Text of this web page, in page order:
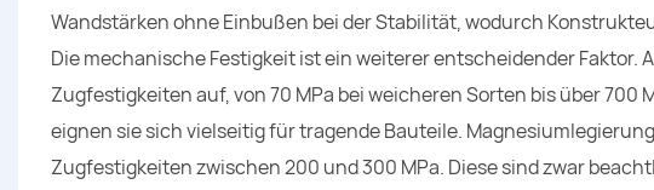
Wandstärken ohne Einbußen bei der Stabilität, wodurch
Die mechanische Festigkeit ist ein weiterer entscheidender
Zugfestigkeiten auf, von 70 MPa bei weicheren Sorten bis über
eignen sie sich vielseitig für tragende Bauteile.
Zugfestigkeiten zwischen 200 und 300 MPa. Diese sind zwar